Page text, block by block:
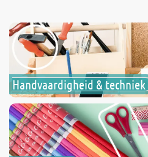
Handvaardigheid & techniek